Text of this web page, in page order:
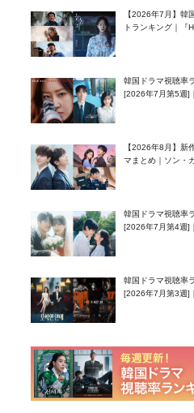
【2026年7月】韓
トランキング｜『
韓国ドラマ視聴率
[2026年7月第5週]
【2026年8月】新
マまとめ｜ソン・
韓国ドラマ視聴率
[2026年7月第4週]
韓国ドラマ視聴率
[2026年7月第3週]